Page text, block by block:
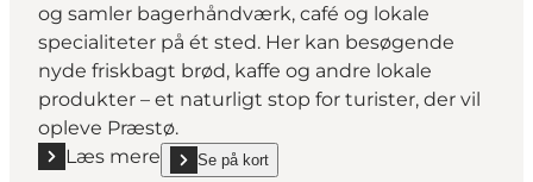
og samler bagerhåndværk, café og lokale
specialiteter på ét sted. Her kan besøgende
nyde friskbagt brød, kaffe og andre lokale
produkter – et naturligt stop for turister, der vil
opleve Præstø.
Læs mere
Læs mere "Præstø Bagværk & Præstø Is"
Se på kort
show Præstø Bagværk & Præstø Is on_map